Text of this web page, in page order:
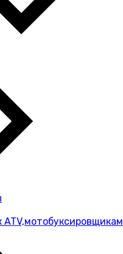
ATV,мотобуксировщикам